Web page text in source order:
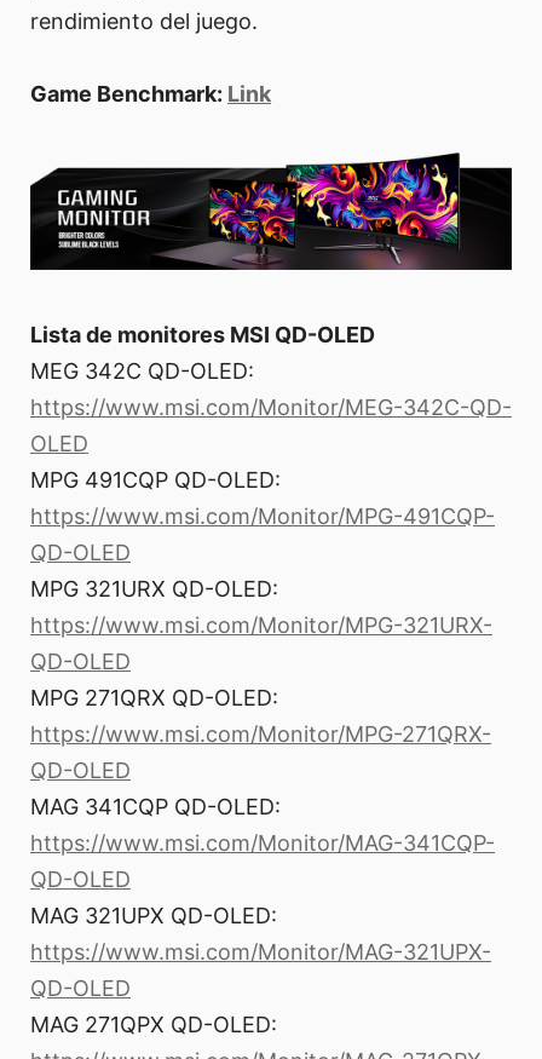
rendimiento del juego.
Game Benchmark: Link
Lista de monitores MSI QD-OLED
MEG 342C QD-OLED:
https://www.msi.com/Monitor/MEG-342C-QD-
OLED
MPG 491CQP QD-OLED:
https://www.msi.com/Monitor/MPG-491CQP-
QD-OLED
MPG 321URX QD-OLED:
https://www.msi.com/Monitor/MPG-321URX-
QD-OLED
MPG 271QRX QD-OLED:
https://www.msi.com/Monitor/MPG-271QRX-
QD-OLED
MAG 341CQP QD-OLED:
https://www.msi.com/Monitor/MAG-341CQP-
QD-OLED
MAG 321UPX QD-OLED:
https://www.msi.com/Monitor/MAG-321UPX-
QD-OLED
MAG 271QPX QD-OLED: